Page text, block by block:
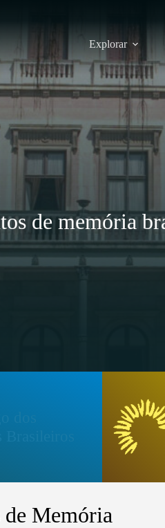
Explorar
de memória
Brasileiros
de Memória